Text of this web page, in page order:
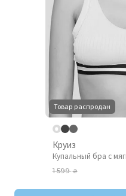
Товар распродан
Круиз
Купальный бра с
1 599₴